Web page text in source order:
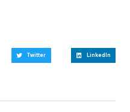
Twitter LinkedIn